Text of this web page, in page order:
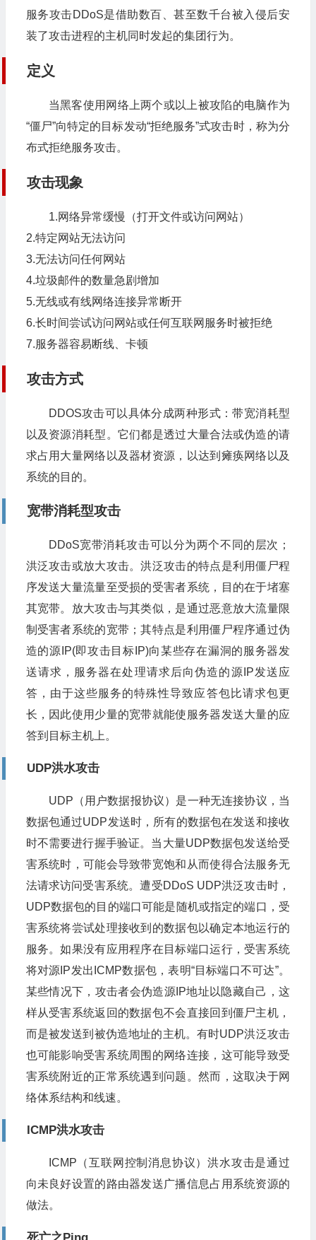
服务攻击DDoS是借助数百、甚至数千台被入侵后安
装了攻击进程的主机同时发起的集团行为。
定义
当黑客使用网络上两个或以上被攻陷的电脑作为
“僵尸”向特定的目标发动“拒绝服务”式攻击时，称为分
布式拒绝服务攻击。
攻击现象
1.网络异常缓慢（打开文件或访问网站）
2.特定网站无法访问
3.无法访问任何网站
4.垃圾邮件的数量急剧增加
5.无线或有线网络连接异常断开
6.长时间尝试访问网站或任何互联网服务时被拒绝
7.服务器容易断线、卡顿
攻击方式
DDOS攻击可以具体分成两种形式：带宽消耗型
以及资源消耗型。它们都是透过大量合法或伪造的请
求占用大量网络以及器材资源，以达到瘫痪网络以及
系统的目的。
宽带消耗型攻击
DDoS宽带消耗攻击可以分为两个不同的层次；
洪泛攻击或放大攻击。洪泛攻击的特点是利用僵尸程
序发送大量流量至受损的受害者系统，目的在于堵塞
其宽带。放大攻击与其类似，是通过恶意放大流量限
制受害者系统的宽带；其特点是利用僵尸程序通过伪
造的源IP(即攻击目标IP)向某些存在漏洞的服务器发
送请求，服务器在处理请求后向伪造的源IP发送应
答，由于这些服务的特殊性导致应答包比请求包更
长，因此使用少量的宽带就能使服务器发送大量的应
答到目标主机上。
UDP洪水攻击
UDP（用户数据报协议）是一种无连接协议，当
数据包通过UDP发送时，所有的数据包在发送和接收
时不需要进行握手验证。当大量UDP数据包发送给受
害系统时，可能会导致带宽饱和从而使得合法服务无
法请求访问受害系统。遭受DDoS UDP洪泛攻击时，
UDP数据包的目的端口可能是随机或指定的端口，受
害系统将尝试处理接收到的数据包以确定本地运行的
服务。如果没有应用程序在目标端口运行，受害系统
将对源IP发出ICMP数据包，表明“目标端口不可达”。
某些情况下，攻击者会伪造源IP地址以隐藏自己，这
样从受害系统返回的数据包不会直接回到僵尸主机，
而是被发送到被伪造地址的主机。有时UDP洪泛攻击
也可能影响受害系统周围的网络连接，这可能导致受
害系统附近的正常系统遇到问题。然而，这取决于网
络体系结构和线速。
ICMP洪水攻击
ICMP（互联网控制消息协议）洪水攻击是通过
向未良好设置的路由器发送广播信息占用系统资源的
做法。